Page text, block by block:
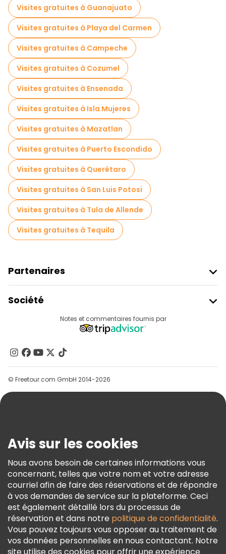
Visites de dégustation locales à Mexico
Tours de Noël dans Mexico
Excursions d'une journée gratuites à Mexico
Visites nocturnes gratuites à Mexico
Tours à vélo à Mexico
Visites gastronomiques à Mexico
Visites gratuites à proximité Palacio de Bellas Artes
Visites gratuites à proximité Frida Kahlo Museum
Visites gratuites à Guanajuato
Visites gratuites à Playa del Carmen
Visites gratuites à Campeche
Visites gratuites à Cozumel
Visites gratuites à Ensenada
Visites gratuites à Isla Mujeres
Visites gratuites à Mazatlan
Visites gratuites à Puerto Escondido
Visites gratuites à Querétaro
Visites gratuites à San Luis Potosi
Visites gratuites à Tula de Allende
Visites gratuites à Tequila
Partenaires
Connexion Du Fournisseur
Programme D’affiliation
Société
Contactez-Nous
Groupes
Aide
Conditions Générales Et Mentions Légales
Politique En Matière De Cookies
Freetour Prix
Programme De Fidélité
Notes et commentaires fournis par
© Freetour.com GmbH 2014-2026
Avis sur les cookies
Nous avons besoin de certaines informations vous
concernant, telles que votre nom et votre adresse
courriel afin de faire des réservations et de répondre
à vos demandes de service sur la plateforme. Ceci
est également détaillé lors du processus de
réservation et dans notre politique de confidentialité.
Vous pouvez toujours vous opposer au traitement de
vos données personnelles en nous contactant. Notre